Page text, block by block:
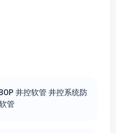
井控软管 井控系统防
管